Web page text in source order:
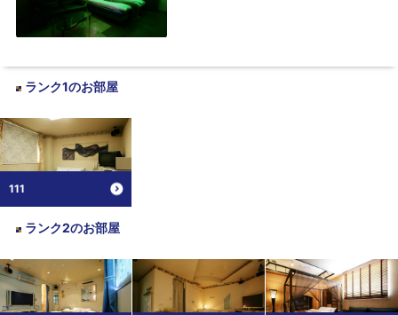
ランク1のお部屋
111
ランク2のお部屋